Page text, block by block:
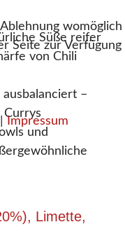
Süße reifer
von Chili
–
Currys
und
Limette,
womöglich
Seite zur Verfügung
Impressum